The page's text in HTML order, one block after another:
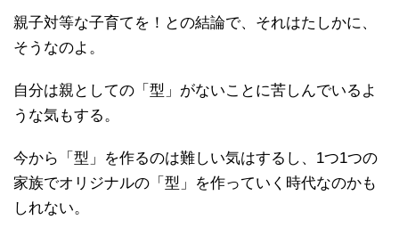
親子対等な子育てを！との結論で、それはたしかに、
そうなのよ。
自分は親としての「型」がないことに苦しんでいるよ
うな気もする。
今から「型」を作るのは難しい気はするし、1つ1つの
家族でオリジナルの「型」を作っていく時代なのかも
しれない。